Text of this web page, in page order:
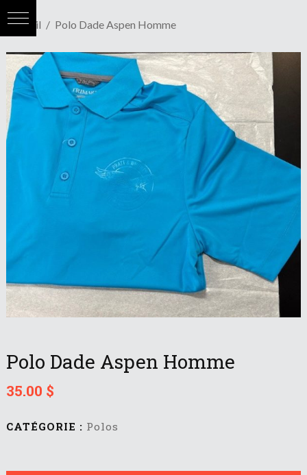
Accueil Polo Dade Aspen Homme
Polo Dade Aspen Homme
35.00 $
CATÉGORIE : Polos